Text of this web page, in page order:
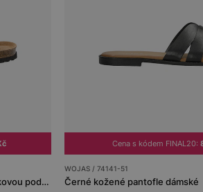
Černé dámské pantofle s řemínky a korkovou podrážkou
Cena s kódem FINAL20:
WOJAS / 74141-51
Černé kožené pantofle dámské